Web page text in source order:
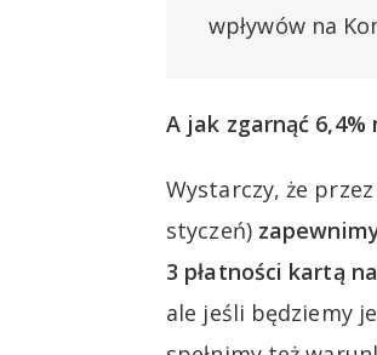
wpływów na
A jak zgarnąć
Wystarczy, że
styczeń)
3 płatności kartą
ale jeśli będziemy